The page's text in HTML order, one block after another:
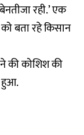
रही.’ एक
बता रहे किसान
की कोशिश की
हुआ.